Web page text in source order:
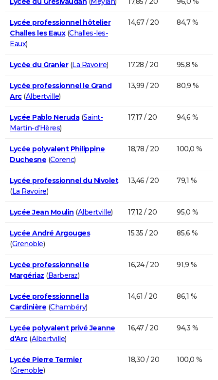
Lycée professionnel hôtelier
Challes les Eaux(Challes-les-
Eaux)
14,67 / 20 84,7 %
Lycée du Granier(La Ravoire) 17,28 / 20 95,8 %
Lycée professionnel le Grand
Arc(Albertville)
13,99 / 20 80,9 %
Lycée Pablo Neruda(Saint-
Martin-d'Hères)
17,17 / 20 94,6 %
Lycée polyvalent Philippine
Duchesne (Corenc)
18,78 / 20 100,0 %
Lycée professionnel du Nivolet
(La Ravoire)
13,46 / 20 79,1 %
Lycée Jean Moulin (Albertville) 17,12 / 20 95,0 %
Lycée André Argouges
(Grenoble)
15,35 / 20 85,6 %
Lycée professionnel le
Margériaz (Barberaz)
16,24 / 20 91,9 %
Lycée professionnel la
Cardinière (Chambéry)
14,61 / 20 86,1 %
Lycée polyvalent privé Jeanne
d'Arc(Albertville)
16,47 / 20 94,3 %
Lycée Pierre Termier
(Grenoble)
18,30 / 20 100,0 %